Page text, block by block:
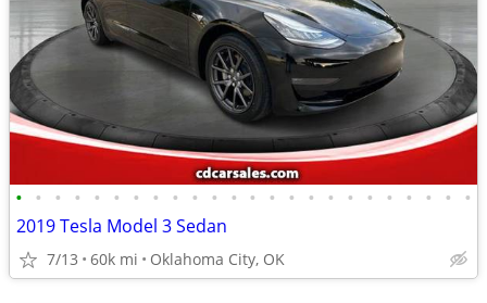
• • • • • • • • • • • • • • • • • • • • • • • •
2019 Tesla Model 3 Sedan
7/13 60k mi Oklahoma City, OK